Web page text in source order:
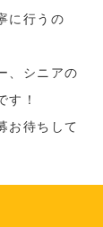
に行うの
、シニアの
す！
お待ちして